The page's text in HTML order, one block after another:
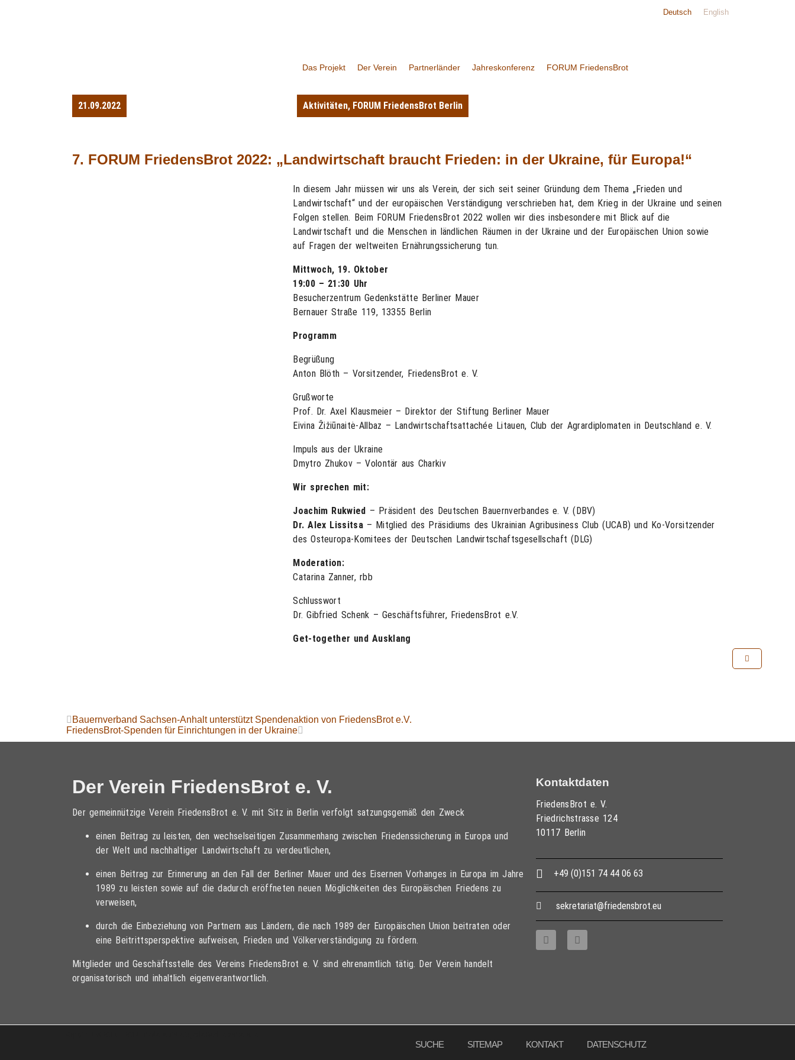
Deutsch English
Das Projekt Der Verein Partnerländer Jahreskonferenz FORUM FriedensBrot
21.09.2022 Aktivitäten, FORUM FriedensBrot Berlin
7. FORUM FriedensBrot 2022: „Landwirtschaft braucht Frieden: in der Ukraine, für Europa!“
In diesem Jahr müssen wir uns als Verein, der sich seit seiner Gründung dem Thema „Frieden und
Landwirtschaft“ und der europäischen Verständigung verschrieben hat, dem Krieg in der Ukraine und seinen
Folgen stellen. Beim FORUM FriedensBrot 2022 wollen wir dies insbesondere mit Blick auf die
Landwirtschaft und die Menschen in ländlichen Räumen in der Ukraine und der Europäischen Union sowie
auf Fragen der weltweiten Ernährungssicherung tun.
Mittwoch, 19. Oktober
19:00 – 21:30 Uhr
Besucherzentrum Gedenkstätte Berliner Mauer
Bernauer Straße 119, 13355 Berlin
Programm
Begrüßung
Anton Blöth – Vorsitzender, FriedensBrot e. V.
Grußworte
Prof. Dr. Axel Klausmeier – Direktor der Stiftung Berliner Mauer
Eivina Žižiūnaitė-Allbaz – Landwirtschaftsattachée Litauen, Club der Agrardiplomaten in Deutschland e. V.
Impuls aus der Ukraine
Dmytro Zhukov – Volontär aus Charkiv
Wir sprechen mit:
Joachim Rukwied – Präsident des Deutschen Bauernverbandes e. V. (DBV)
Dr. Alex Lissitsa– Mitglied des Präsidiums des Ukrainian Agribusiness Club (UCAB) und Ko-Vorsitzender
des Osteuropa-Komitees der Deutschen Landwirtschaftsgesellschaft (DLG)
Moderation:
Catarina Zanner, rbb
Schlusswort
Dr. Gibfried Schenk – Geschäftsführer, FriedensBrot e.V.
Get-together und Ausklang
Bauernverband Sachsen-Anhalt unterstützt Spendenaktion von FriedensBrot e.V.
FriedensBrot-Spenden für Einrichtungen in der Ukraine
Der Verein FriedensBrot e. V.
Der gemeinnützige Verein FriedensBrot e. V. mit Sitz in Berlin verfolgt satzungsgemäß den Zweck
einen Beitrag zu leisten, den wechselseitigen Zusammenhang zwischen Friedenssicherung in Europa und
der Welt und nachhaltiger Landwirtschaft zu verdeutlichen,
einen Beitrag zur Erinnerung an den Fall der Berliner Mauer und des Eisernen Vorhanges in Europa im Jahre
1989 zu leisten sowie auf die dadurch eröffneten neuen Möglichkeiten des Europäischen Friedens zu
verweisen,
durch die Einbeziehung von Partnern aus Ländern, die nach 1989 der Europäischen Union beitraten oder
eine Beitrittsperspektive aufweisen, Frieden und Völkerverständigung zu fördern.
Mitglieder und Geschäftsstelle des Vereins FriedensBrot e. V. sind ehrenamtlich tätig. Der Verein handelt
organisatorisch und inhaltlich eigenverantwortlich.
Kontaktdaten
FriedensBrot e. V.
Friedrichstrasse 124
10117 Berlin
+49 (0)151 74 44 06 63
sekretariat@friedensbrot.eu
SUCHE SITEMAP KONTAKT DATENSCHUTZ